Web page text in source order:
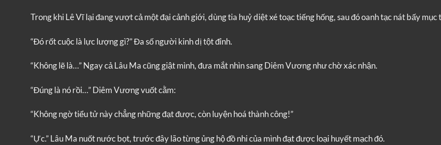
Trong khi Lê Vĩ lại đang vượt cả một đại cảnh giới, dùng tia huỷ diệt xé toạc tiếng hống, sau đó oanh tạc nát bấy mục
“Đó rốt cuộc là lực lượng gì?” Đa số người kinh dị tột đỉnh.
“Không lẽ là…” Ngay cả Lâu Ma cũng giật mình, đưa mắt nhìn sang Diêm Vương như chờ xác nhận.
“Đúng là nó rồi…” Diêm Vương vuốt cằm:
“Không ngờ tiểu tử này chẳng những đạt được, còn luyện hoá thành công!”
“Ực.” Lâu Ma nuốt nước bọt, trước đây lão từng ủng hộ đồ nhi của mình đạt được loại huyết mạch đó.